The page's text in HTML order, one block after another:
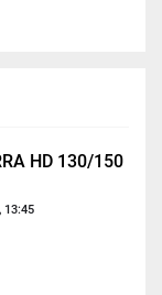
HD 130/150
13:45